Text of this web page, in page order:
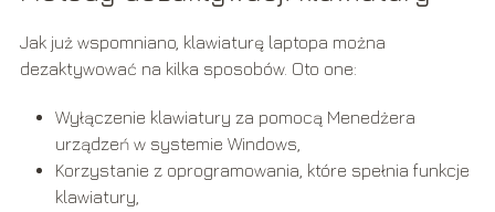
Jak już wspomniano, klawiaturę laptopa można
dezaktywować na kilka sposobów. Oto one:
Wyłączenie klawiatury za pomocą Menedżera
urządzeń w systemie Windows,
Korzystanie z oprogramowania, które spełnia funkcje
klawiatury,